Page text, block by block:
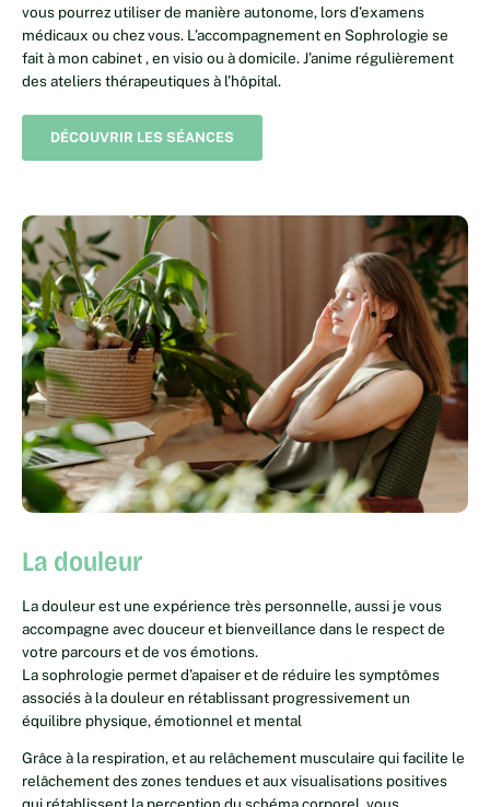
vous pourrez utiliser de manière autonome, lors d’examens
médicaux ou chez vous. L’accompagnement en Sophrologie se
fait à mon cabinet , en visio ou à domicile. J’anime régulièrement
des ateliers thérapeutiques à l’hôpital.
DÉCOUVRIR LES SÉANCES
La douleur
La douleur est une expérience très personnelle, aussi je vous
accompagne avec douceur et bienveillance dans le respect de
votre parcours et de vos émotions.
La sophrologie permet d’apaiser et de réduire les symptômes
associés à la douleur en rétablissant progressivement un
équilibre physique, émotionnel et mental
Grâce à la respiration, et au relâchement musculaire qui facilite le
relâchement des zones tendues et aux visualisations positives